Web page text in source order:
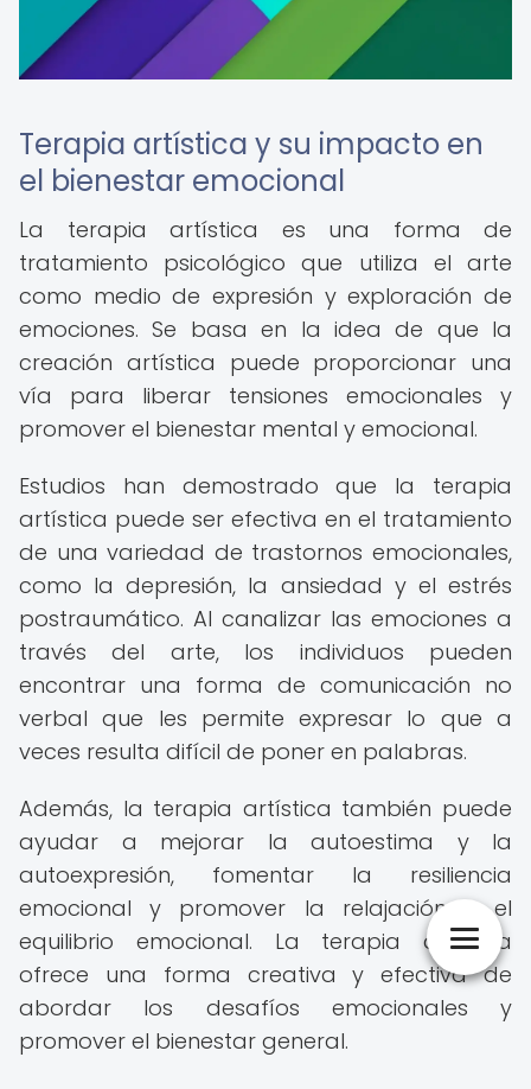
Terapia artística y su impacto en
el bienestar emocional
La terapia artística es una forma de
tratamiento psicológico que utiliza el arte
como medio de expresión y exploración de
emociones. Se basa en la idea de que la
creación artística puede proporcionar una
vía para liberar tensiones emocionales y
promover el bienestar mental y emocional.
Estudios han demostrado que la terapia
artística puede ser efectiva en el tratamiento
de una variedad de trastornos emocionales,
como la depresión, la ansiedad y el estrés
postraumático. Al canalizar las emociones a
través del arte, los individuos pueden
encontrar una forma de comunicación no
verbal que les permite expresar lo que a
veces resulta difícil de poner en palabras.
Además, la terapia artística también puede
ayudar a mejorar la autoestima y la
autoexpresión, fomentar la resiliencia
emocional y promover la relajación y el
equilibrio emocional. La terapia artística
ofrece una forma creativa y efectiva de
abordar los desafíos emocionales y
promover el bienestar general.